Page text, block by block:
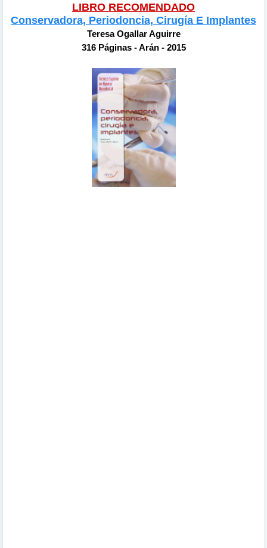
LIBRO RECOMENDADO
Conservadora, Periodoncia, Cirugía E Implantes
Teresa Ogallar Aguirre
316 Páginas - Arán - 2015